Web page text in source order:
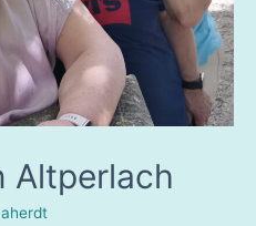
Altperlach
aherdt